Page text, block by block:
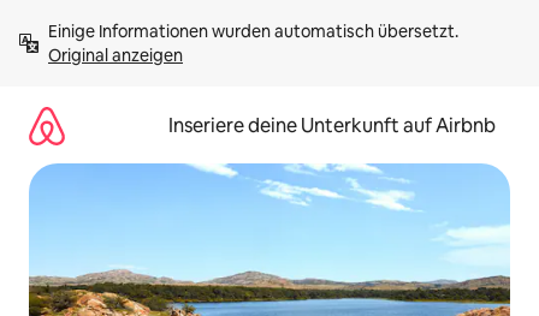
Inhalten
springenOriginal anzeigen
Inseriere deine Unterkunft auf Airbnb